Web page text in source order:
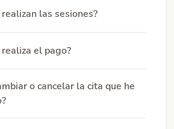
realizan las sesiones?
realiza el pago?
o cancelar la cita que he